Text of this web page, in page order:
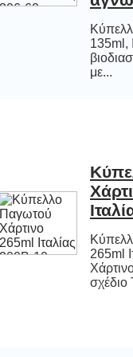
με...
265ml
σχέδιο